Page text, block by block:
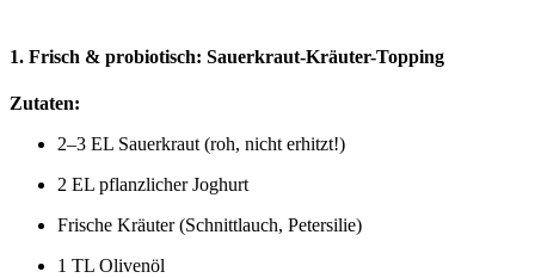
1. Frisch & probiotisch: Sauerkraut-Kräuter-Topping
Zutaten:
2–3 EL Sauerkraut (roh, nicht erhitzt!)
2 EL pflanzlicher Joghurt
Frische Kräuter (Schnittlauch, Petersilie)
1 TL Olivenöl